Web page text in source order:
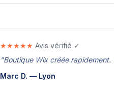
★★★★★ Avis vérifié ✓
"Boutique Wix créée
Marc D. — Lyon